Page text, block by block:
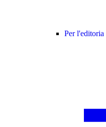
Per l'editoria